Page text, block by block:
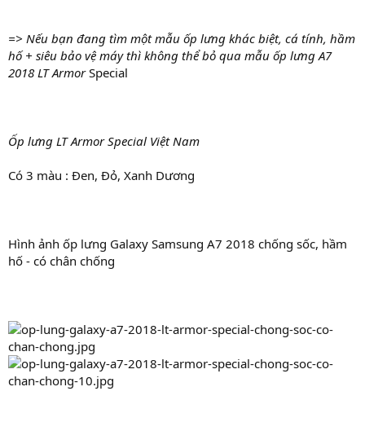
=> Nếu bạn đang tìm một mẫu ốp lưng khác biệt, cá tính, hầm
hố + siêu bảo vệ máy thì không thể bỏ qua mẫu ốp lưng A7
2018 LT ArmorSpecial
Ốp lưng LT Armor Special Việt Nam
Có 3 màu : Đen, Đỏ, Xanh Dương
Hình ảnh ốp lưng Galaxy Samsung A7 2018 chống sốc, hầm
hố - có chân chống